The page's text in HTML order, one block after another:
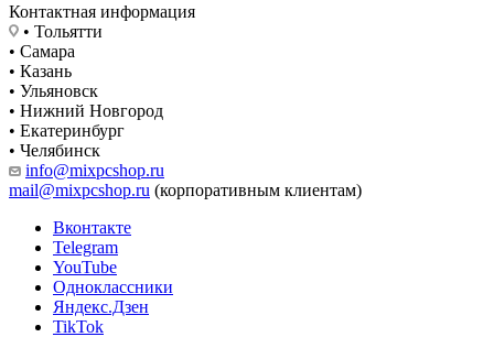
Контактная информация
• Тольятти
• Самара
• Казань
• Ульяновск
• Нижний Новгород
• Екатеринбург
• Челябинск
info@mixpcshop.ru
mail@mixpcshop.ru (корпоративным клиентам)
Вконтакте
Telegram
YouTube
Одноклассники
Яндекс.Дзен
TikTok